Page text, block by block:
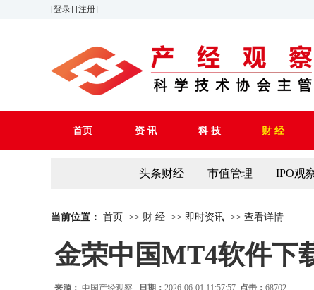
[登录] [注册]
首页 资 讯 科 技 财 经
头条财经 市值管理 IPO观
当前位置： 首页 >> 财 经 >> 即时资讯 >> 查看详情
金荣中国MT4软件下
来源： 中国产经观察 日期： 2026-06-01 11:57:57 点击： 68702